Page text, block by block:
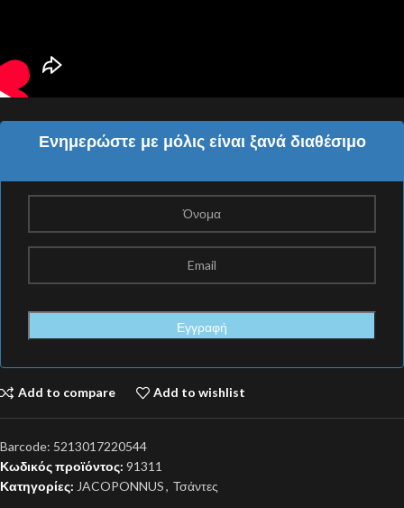
Ενημερώστε με μόλις είναι ξανά διαθέσιμο
Add to compare Add to wishlist
Barcode: 5213017220544
Κωδικός προϊόντος: 91311
Κατηγορίες: JACOPONNUS, Τσάντες